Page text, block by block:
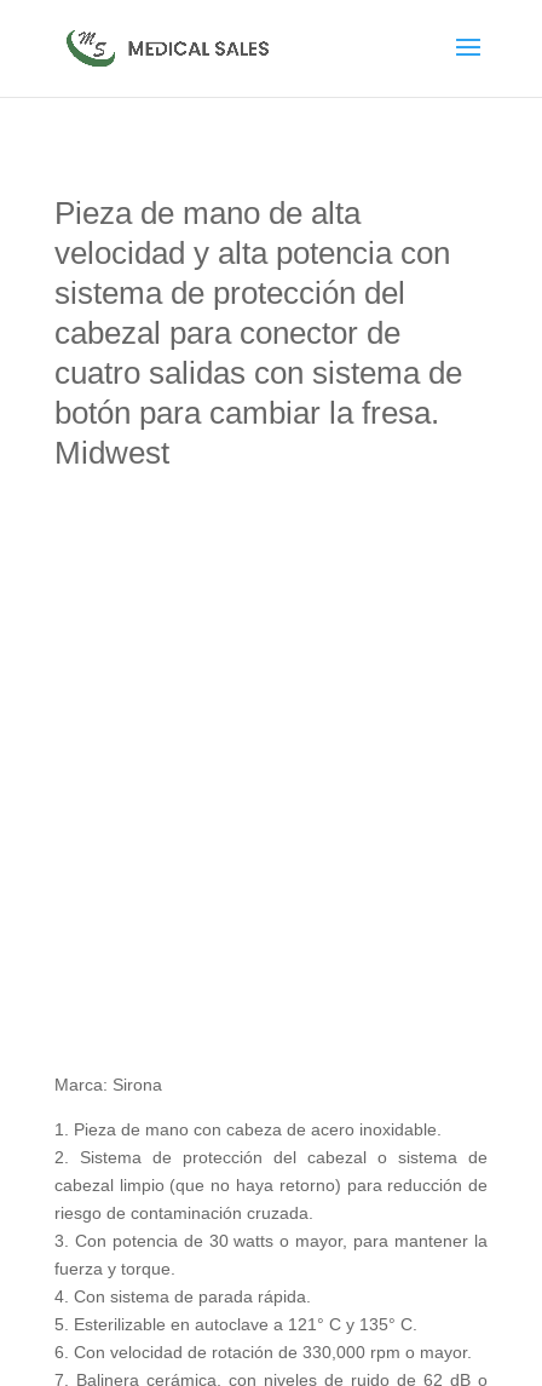
Pieza de mano de alta
velocidad y alta potencia con
sistema de protección del
cabezal para conector de
cuatro salidas con sistema de
botón para cambiar la fresa.
Midwest
Marca: Sirona
1. Pieza de mano con cabeza de acero inoxidable.
2. Sistema de protección del cabezal o sistema de
cabezal limpio (que no haya retorno) para reducción de
riesgo de contaminación cruzada.
3. Con potencia de 30 watts o mayor, para mantener la
fuerza y torque.
4. Con sistema de parada rápida.
5. Esterilizable en autoclave a 121° C y 135° C.
6. Con velocidad de rotación de 330,000 rpm o mayor.
7. Balinera cerámica, con niveles de ruido de 62 dB o